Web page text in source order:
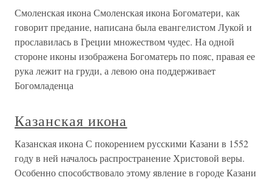
Смоленская икона Смоленская икона Богоматери, как
говорит предание, написана была евангелистом Лукой и
прославилась в Греции множеством чудес. На одной
стороне иконы изображена Богоматерь по пояс, правая ее
рука лежит на груди, а левою она поддерживает
Богомладенца
Казанская икона
Казанская икона С покорением русскими Казани в 1552
году в ней началось распространение Христовой веры.
Особенно способствовало этому явление в городе Казани